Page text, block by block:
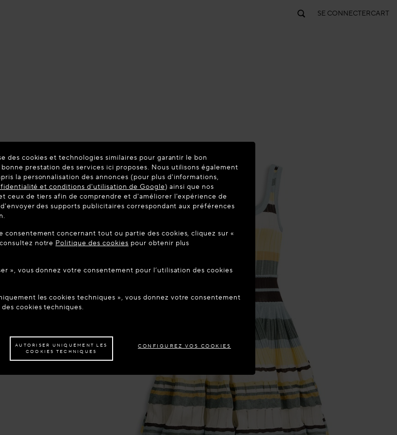
SE CONNECTERCART
ALAIA.COM
le pays suivant : United States. Souhaitez-vous mettre à jour
STATES RESTER SUR LE SITE : FRANCE
un autre pays,veuillez sélectionner votre destination.
des cookies et technologies similaires pour garantir le bon
prestation des services ici proposes. Nous utilisons également
la personnalisation des annonces (pour plus d'informations,
et conditions d'utilisation de Google) ainsi que nos
ceux de tiers afin de comprendre et d'améliorer l'expérience de
des supports publicitaires correspondant aux préférences
concernant tout ou partie des cookies, cliquez sur «
notre Politique des cookies pour obtenir plus
», vous donnez votre consentement pour l’utilisation des cookies
les cookies techniques », vous donnez votre consentement
cookies techniques.
AUTORISER UNIQUEMENT LES
COOKIES TECHNIQUES
CONFIGUREZ VOS COOKIES